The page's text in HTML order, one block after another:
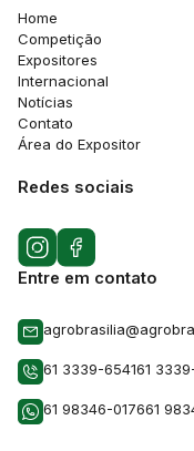
Home
Competição
Expositores
Internacional
Notícias
Contato
Área do Expositor
Redes sociais
Entre em contato
61 3339-654161
61 98346-017661